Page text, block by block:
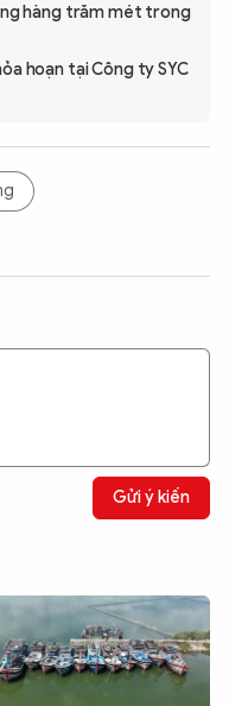
hàng trăm mét trong
hoạn tại Công ty SYC
Gửi ý kiến